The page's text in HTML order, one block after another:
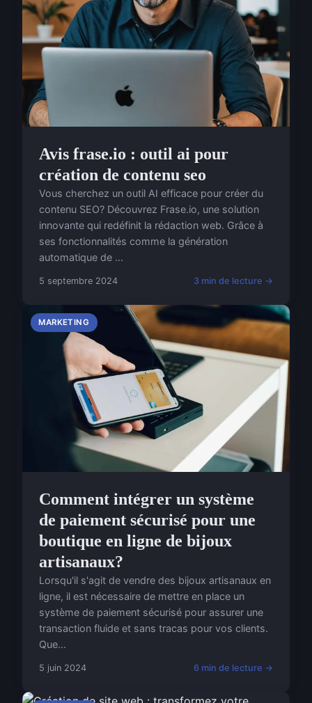
Avis frase.io : outil ai pour
création de contenu seo
Vous cherchez un outil AI efficace pour créer du
contenu SEO? Découvrez Frase.io, une solution
innovante qui redéfinit la rédaction web. Grâce à
ses fonctionnalités comme la génération
automatique de ...
5 septembre 2024 3 min de lecture →
MARKETING
Comment intégrer un système
de paiement sécurisé pour une
boutique en ligne de bijoux
artisanaux?
Lorsqu'il s'agit de vendre des bijoux artisanaux en
ligne, il est nécessaire de mettre en place un
système de paiement sécurisé pour assurer une
transaction fluide et sans tracas pour vos clients.
Que...
5 juin 2024 6 min de lecture →